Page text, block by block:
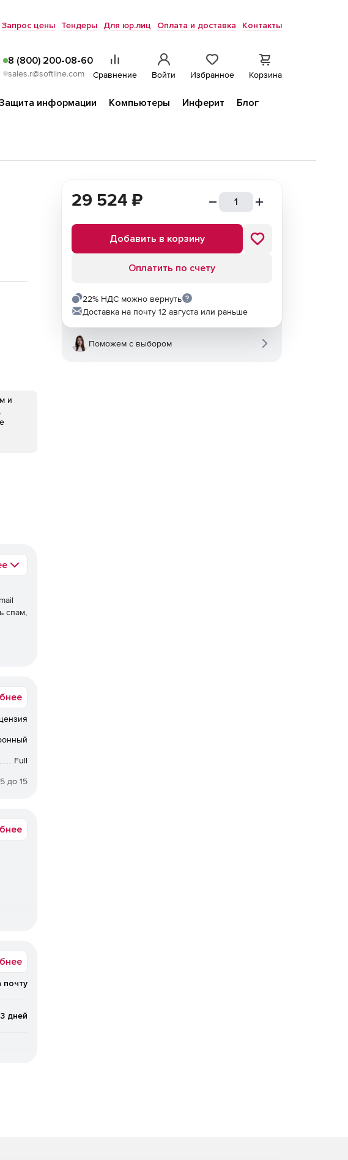
Запрос цены Тендеры Для юр.лиц Оплата и доставка Контакты
8 (800) 200-08-60
sales.r@softline.com Сравнение Войти Избранное Корзина
информации Компьютеры Инферит
Блог
и
спам,
Full
до 15
почту
дней
29 524 ₽
Добавить в корзину
Оплатить по счету
22% НДС можно вернуть
Доставка на почту 12 августа или раньше
Поможем с выбором